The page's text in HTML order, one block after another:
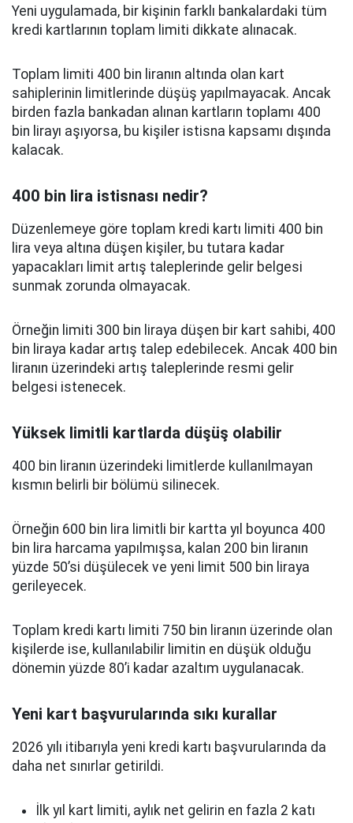
Yeni uygulamada, bir kişinin farklı bankalardaki tüm
kredi kartlarının toplam limiti dikkate alınacak.
Toplam limiti 400 bin liranın altında olan kart
sahiplerinin limitlerinde düşüş yapılmayacak. Ancak
birden fazla bankadan alınan kartların toplamı 400
bin lirayı aşıyorsa, bu kişiler istisna kapsamı dışında
kalacak.
400 bin lira istisnası nedir?
Düzenlemeye göre toplam kredi kartı limiti 400 bin
lira veya altına düşen kişiler, bu tutara kadar
yapacakları limit artış taleplerinde gelir belgesi
sunmak zorunda olmayacak.
Örneğin limiti 300 bin liraya düşen bir kart sahibi, 400
bin liraya kadar artış talep edebilecek. Ancak 400 bin
liranın üzerindeki artış taleplerinde resmi gelir
belgesi istenecek.
Yüksek limitli kartlarda düşüş olabilir
400 bin liranın üzerindeki limitlerde kullanılmayan
kısmın belirli bir bölümü silinecek.
Örneğin 600 bin lira limitli bir kartta yıl boyunca 400
bin lira harcama yapılmışsa, kalan 200 bin liranın
yüzde 50’si düşülecek ve yeni limit 500 bin liraya
gerileyecek.
Toplam kredi kartı limiti 750 bin liranın üzerinde olan
kişilerde ise, kullanılabilir limitin en düşük olduğu
dönemin yüzde 80’i kadar azaltım uygulanacak.
Yeni kart başvurularında sıkı kurallar
2026 yılı itibarıyla yeni kredi kartı başvurularında da
daha net sınırlar getirildi.
İlk yıl kart limiti, aylık net gelirin en fazla 2 katı